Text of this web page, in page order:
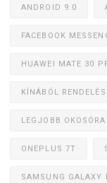
ANDROID 9.0
FACEBOOK
HUAWEI MATE 30
KÍNÁBÓL RENDELÉS
LEGJOBB OKOSÓRA
ONEPLUS 7T
SAMSUNG GALAXY